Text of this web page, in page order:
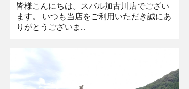
皆様こんにちは。スバル加古川店でござい
ます。 いつも当店をご利用いただき誠にあ
りがとうございま...